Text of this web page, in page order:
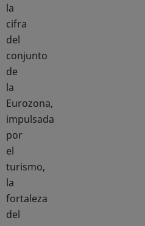
la
cifra
del
conjunto
de
la
Eurozona,
impulsada
por
el
turismo,
la
fortaleza
del